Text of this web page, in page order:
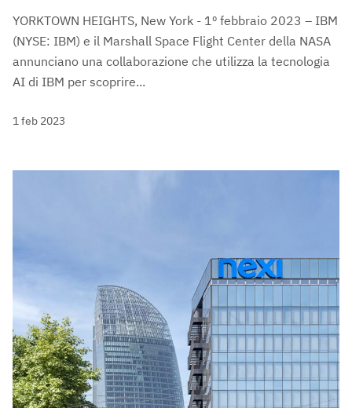
YORKTOWN HEIGHTS, New York - 1º febbraio 2023 – IBM
(NYSE: IBM) e il Marshall Space Flight Center della NASA
annunciano una collaborazione che utilizza la tecnologia
AI di IBM per scoprire...
1 feb 2023